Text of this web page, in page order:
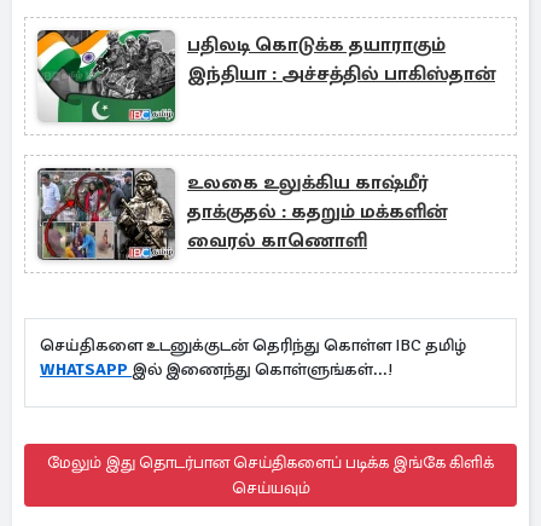
பதிலடி கொடுக்க தயாராகும்
இந்தியா : அச்சத்தில் பாகிஸ்தான்
உலகை உலுக்கிய காஷ்மீர்
தாக்குதல் : கதறும் மக்களின்
வைரல் காணொளி
செய்திகளை உடனுக்குடன் தெரிந்து கொள்ள IBC தமிழ்
WHATSAPP இல் இணைந்து கொள்ளுங்கள்...!
மேலும் இது தொடர்பான செய்திகளைப் படிக்க இங்கே கிளிக்
செய்யவும்